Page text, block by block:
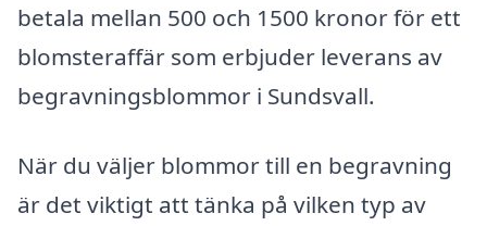
betala mellan 500 och 1500 kronor för ett
blomsteraffär som erbjuder leverans av
begravningsblommor i Sundsvall.
När du väljer blommor till en begravning
är det viktigt att tänka på vilken typ av